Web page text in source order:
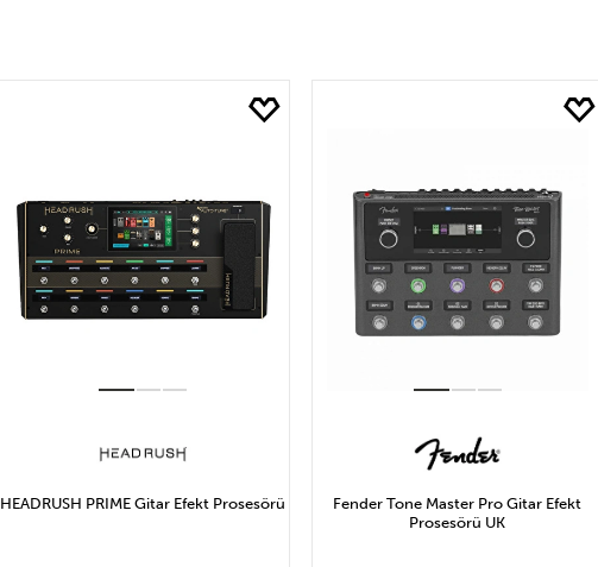
HEADRUSH PRIME Gitar Efekt Prosesörü
Fender Tone Master Pro Gitar Efekt
Prosesörü UK